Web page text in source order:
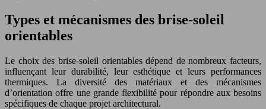
Types et mécanismes des brise-soleil
orientables
Le choix des brise-soleil orientables dépend de nombreux facteurs,
influençant leur durabilité, leur esthétique et leurs performances
thermiques. La diversité des matériaux et des mécanismes
d’orientation offre une grande flexibilité pour répondre aux besoins
spécifiques de chaque projet architectural.